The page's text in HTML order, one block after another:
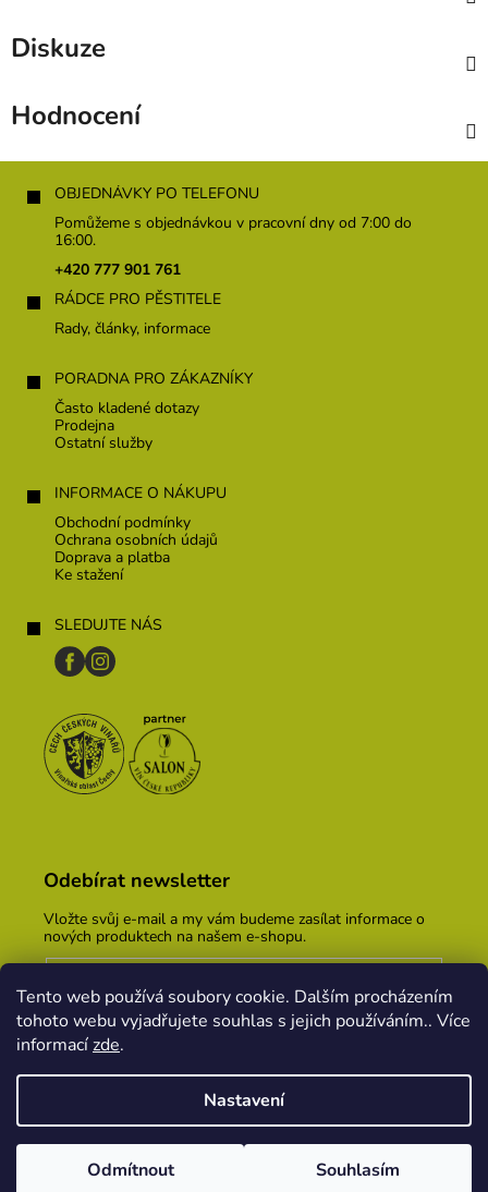
Tento web používá soubory cookie. Dalším procházením
tohoto webu vyjadřujete souhlas s jejich používáním.. Více
informacízde.
Nastavení
Odmítnout Souhlasím
Diskuze
Hodnocení
OBJEDNÁVKY PO TELEFONU
Pomůžeme s objednávkou v pracovní dny od 7:00 do
16:00.
+420 777 901 761
RÁDCE PRO PĚSTITELE
Rady, články, informace
PORADNA PRO ZÁKAZNÍKY
Často kladené dotazy
Prodejna
Ostatní služby
INFORMACE O NÁKUPU
Obchodní podmínky
Ochrana osobních údajů
Doprava a platba
Ke stažení
SLEDUJTE NÁS
Odebírat newsletter
Vložte svůj e-mail a my vám budeme zasílat informace o
nových produktech na našem e-shopu.
Vložením e-mailu souhlasíte spodmínkami ochrany
osobních údajů
PŘIHLÁSIT SE
Vytvořil Shoptet
PekneWeby